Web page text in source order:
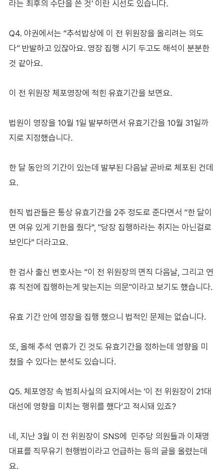
라는 최후의 수단을 쓴 것' 이란 시선도 있습니다.
Q4. 야권에서는 “추석밥상에 이 전 위원장을 올리려는 의도
다” 반발하고 있잖아요. 영장 집행 시기 두고도 해석이 분분한
것 같아요.
이 전 위원장 체포영장에 적힌 유효기간을 보면요.
법원이 영장을 10월 1일 발부하면서 유효기간을 10월 31일까
지로 지정했습니다.
한 달 동안의 기간이 있는데 발부된 다음날 곧바로 체포된 건데
요.
현직 법관들은 통상 유효기간을 2주 정도로 준다면서 “한 달이
면 여유 있게 기한을 줬다", "당장 집행하라는 취지는 아닌걸로
보인다" 더라고요.
한 검사 출신 변호사는 “이 전 위원장의 면직 다음날, 그리고 연
휴 직전에 집행하는게 맞는지는 의문"이라고 보기도 했습니다.
유효 기간 안에 영장을 집행 했으니 법적인 문제는 없습니다.
또, 올해 추석 연휴가 긴 것도 유효기간을 정하는데 영향을 미
쳤을 수 있다는 분석도 있습니다.
Q5. 체포영장 속 범죄사실의 요지에서는 '이 전 위원장이 21대
대선에 영향을 미치는 행위를 했다'고 적시돼 있죠?
네, 지난 3월 이 전 위원장이 SNS에 민주당 의원들과 이재명
대표를 직무유기 현행범이라고 언급하는 등의 글을 올렸는데
요.